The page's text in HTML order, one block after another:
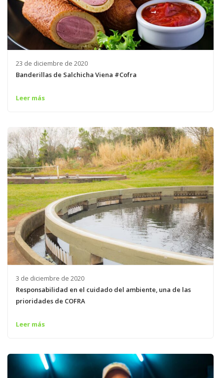
23 de diciembre de 2020
Banderillas de Salchicha Viena #Cofra
Leer más
3 de diciembre de 2020
Responsabilidad en el cuidado del ambiente, una de las
prioridades de COFRA
Leer más